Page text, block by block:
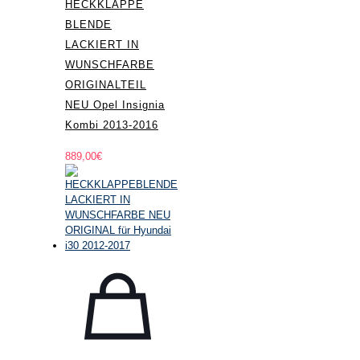
HECKKLAPPE
BLENDE
LACKIERT IN
WUNSCHFARBE
ORIGINALTEIL
NEU Opel Insignia
Kombi 2013-2016
889,00€